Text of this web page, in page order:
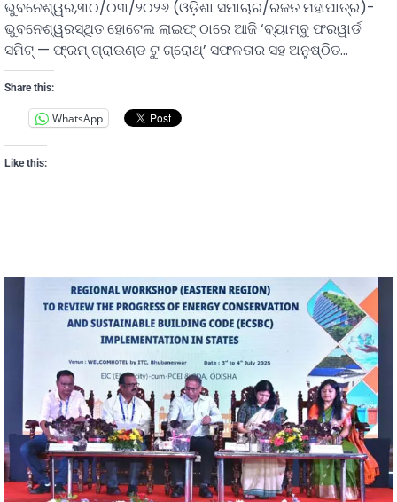
ଭୁବନେଶ୍ୱର,୩୦/୦୩/୨୦୨୬ (ଓଡ଼ିଶା ସମାଚାର/ରଜତ ମହାପାତ୍ର)-
ଭୁବନେଶ୍ୱରସ୍ଥିତ ହୋଟେଲ ଲାଇଫ୍ ଠାରେ ଆଜି ‘ବ୍ୟାମ୍ବୁ ଫରୱାର୍ଡ
ସମିଟ୍ — ଫ୍ରମ୍ ଗ୍ରାଉଣ୍ଡ ଟୁ ଗ୍ରୋଥ୍’ ସଫଳତାର ସହ ଅନୁଷ୍ଠିତ…
Share this:
WhatsApp
Like this: